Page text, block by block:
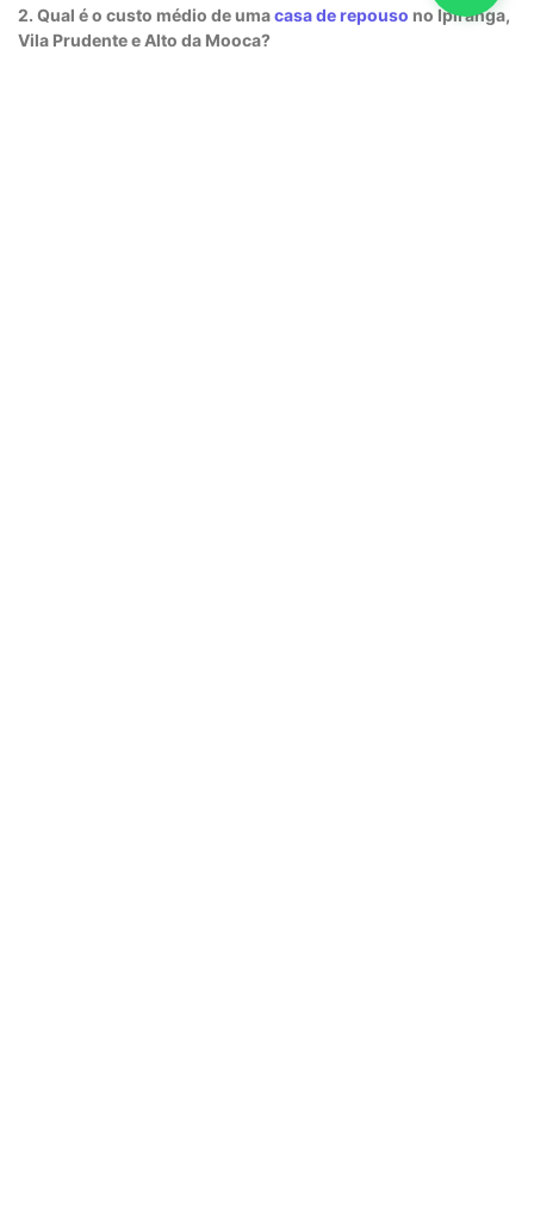
2. Qual é o custo médio de umacasa de repouso no Ipiranga,
Vila Prudente e Alto da Mooca?